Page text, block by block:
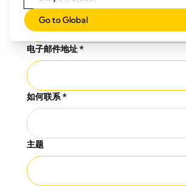
电子邮件地址*
如何联系*
主题
Go to Global